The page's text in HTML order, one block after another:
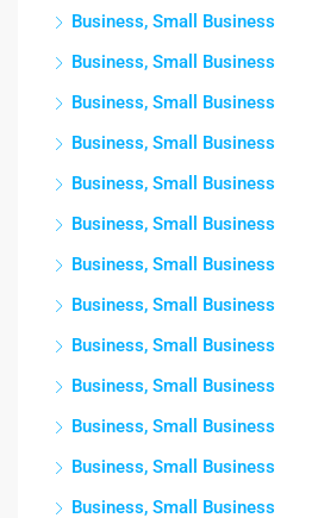
Business, Small Business
Business, Small Business
Business, Small Business
Business, Small Business
Business, Small Business
Business, Small Business
Business, Small Business
Business, Small Business
Business, Small Business
Business, Small Business
Business, Small Business
Business, Small Business
Business, Small Business